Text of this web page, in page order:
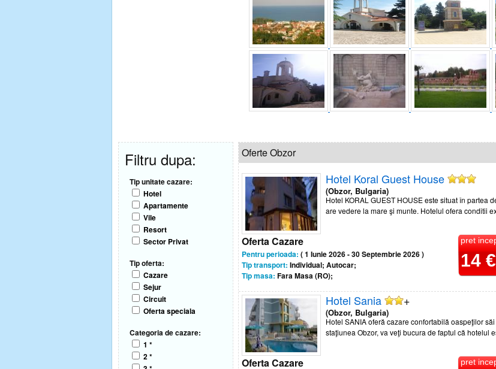
Filtru dupa:
Tip unitate cazare:
Hotel
Apartamente
Vile
Resort
Sector Privat
Tip oferta:
Cazare
Sejur
Circuit
Oferta speciala
Categoria de cazare:
1 *
2 *
Oferte Obzor
Hotel Koral Guest House
(Obzor, Bulgaria)
Hotel KORAL GUEST HOUSE este situat în partea
are vedere la mare şi munte. Hotelul ofera conditii
Oferta Cazare
Pentru perioada: ( 1 Iunie 2026 - 30 Septembrie 2026 )
Tip transport: Individual; Autocar;
Tip masa: Fara Masa (RO);
pret
14 €
Hotel Sania +
(Obzor, Bulgaria)
Hotel SANIA oferă cazare confortabilă oaspeţilor
staţiunea Obzor, va veţi bucura de faptul că hotelul
Oferta Cazare pret